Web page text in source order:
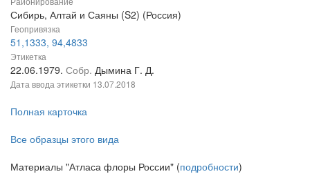
Сибирь, Алтай и Саяны (S2) (Россия)
Геопривязка
51,1333, 94,4833
Этикетка
22.06.1979. Собр. Дымина Г. Д.
Дата ввода этикетки 13.07.2018
Полная карточка
Все образцы этого вида
Материалы "Атласа флоры России" (подробности)